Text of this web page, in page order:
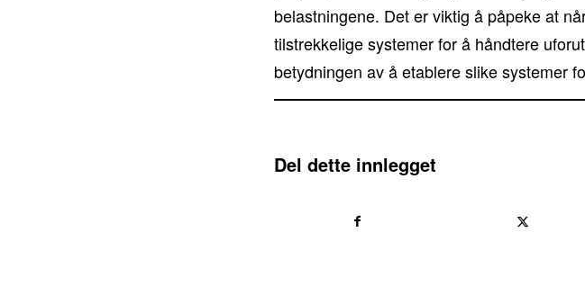
belastningene. Det er viktig å påpeke at
tilstrekkelige systemer for å håndtere
betydningen av å etablere slike systemer
Del dette innlegget